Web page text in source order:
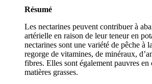
Résumé
Les nectarines peuvent contribuer à
artérielle en raison de leur teneur en
nectarines sont une variété de pêche à
regorge de vitamines, de minéraux,
fibres. Elles sont également pauvres en
matières grasses.